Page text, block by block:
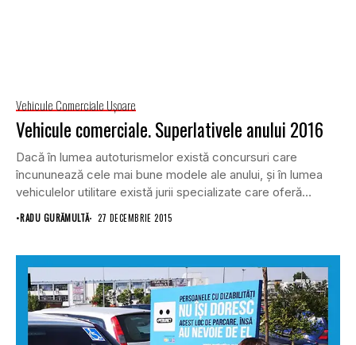
Vehicule Comerciale Uşoare
Vehicule comerciale. Superlativele anului 2016
Dacă în lumea autoturismelor există concursuri care
încununează cele mai bune modele ale anului, şi în lumea
vehiculelor utilitare există jurii specializate care oferă
premii...
•RADU GURĂMULTĂ 27 DECEMBRIE 2015